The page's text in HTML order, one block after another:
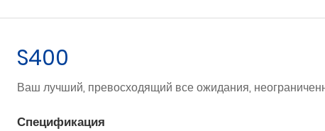
S400
Ваш лучший, превосходящий все ожидания,
Спецификация